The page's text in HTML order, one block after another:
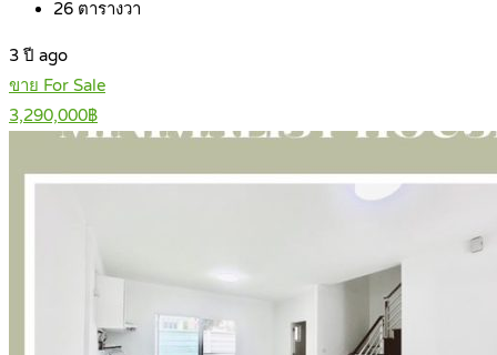
26 ตารางวา
3 ปี ago
ขาย For Sale
3,290,000฿